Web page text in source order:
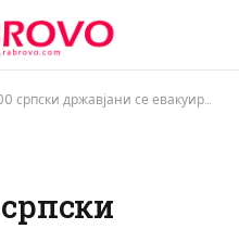
се евакуирани од Дубаи, денес авионот слета во Белград